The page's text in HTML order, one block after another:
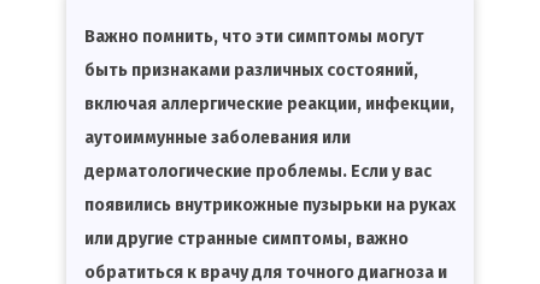
Важно помнить, что эти симптомы могут
быть признаками различных состояний,
включая аллергические реакции, инфекции,
аутоиммунные заболевания или
дерматологические проблемы. Если у вас
появились внутрикожные пузырьки на руках
или другие странные симптомы, важно
обратиться к врачу для точного диагноза и